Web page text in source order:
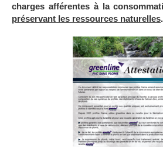
charges afférentes à la
préservant les ressources naturelles.